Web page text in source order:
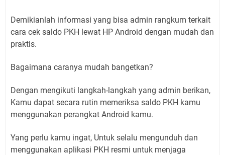
Demikianlah informasi yang bisa admin rangkum terkait
cara cek saldo PKH lewat HP Android dengan mudah dan
praktis.
Bagaimana caranya mudah bangetkan?
Dengan mengikuti langkah-langkah yang admin berikan,
Kamu dapat secara rutin memeriksa saldo PKH kamu
menggunakan perangkat Android kamu.
Yang perlu kamu ingat, Untuk selalu mengunduh dan
menggunakan aplikasi PKH resmi untuk menjaga